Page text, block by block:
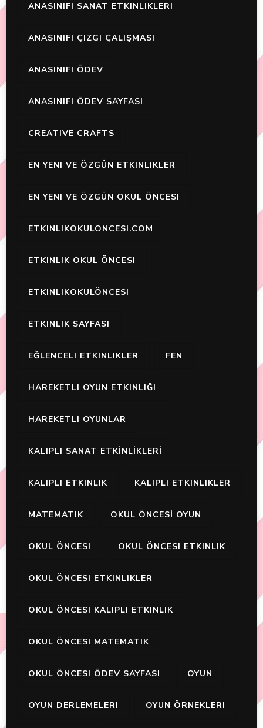
ANASINIFI SANAT ETKINLIKLERI
ANASINIFI ÇIZGI ÇALIŞMASI
ANASINIFI ÖDEV
ANASINIFI ÖDEV SAYFASI
CREATIVE CRAFTS
EN YENI VE ÖZGÜN ETKINLIKLER
EN YENI VE ÖZGÜN OKUL ÖNCESI
ETKINLIKOKULONCESI.COM
ETKINLIK OKUL ÖNCESI
ETKINLIKOKULÖNCESI
ETKINLIK SAYFASI
EĞLENCELI ETKINLIKLER FEN
HAREKETLI OYUN ETKINLIĞI
HAREKETLI OYUNLAR
KALIPLI SANAT ETKİNLİKLERİ
KALIPLI ETKINLIK KALIPLI ETKINLIKLER
MATEMATIK OKUL ÖNCESİ OYUN
OKUL ÖNCESI OKUL ÖNCESI ETKINLIK
OKUL ÖNCESI ETKINLIKLER
OKUL ÖNCESI KALIPLI ETKINLIK
OKUL ÖNCESI MATEMATIK
OKUL ÖNCESI ÖDEV SAYFASI OYUN
OYUN DERLEMELERI OYUN ÖRNEKLERI